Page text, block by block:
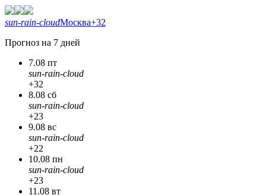
sun-rain-cloudМосква+32
Прогноз на 7 дней
7.08 пт
sun-rain-cloud
+32
8.08 сб
sun-rain-cloud
+23
9.08 вс
sun-rain-cloud
+22
10.08 пн
sun-rain-cloud
+23
11.08 вт